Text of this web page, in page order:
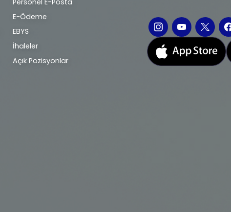
Personel E-Posta
E-Ödeme
EBYS
İhaleler
Açık Pozisyonlar